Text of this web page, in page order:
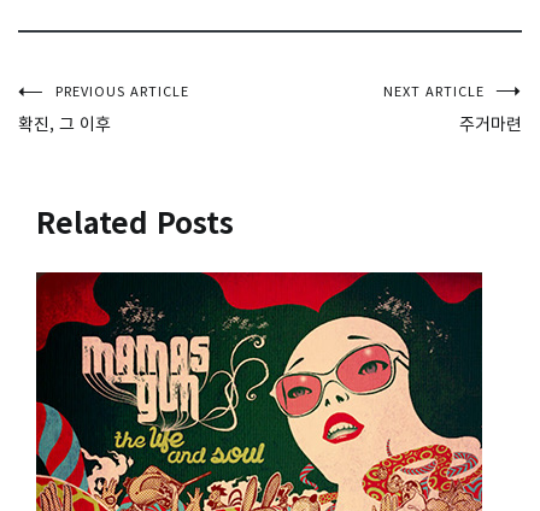
글
색
PREVIOUS ARTICLE
확진, 그 이후
NEXT ARTICLE
주거마련
Related Posts